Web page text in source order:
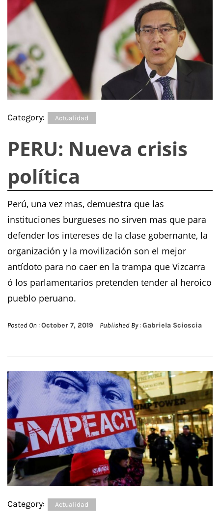
Category: Actualidad
PERU: Nueva crisis
política
Perú, una vez mas, demuestra que las
instituciones burgueses no sirven mas que para
defender los intereses de la clase gobernante, la
organización y la movilización son el mejor
antídoto para no caer en la trampa que Vizcarra
ó los parlamentarios pretenden tender al heroico
pueblo peruano.
Posted On :October 7, 2019 Published By :Gabriela Scioscia
Category: Actualidad